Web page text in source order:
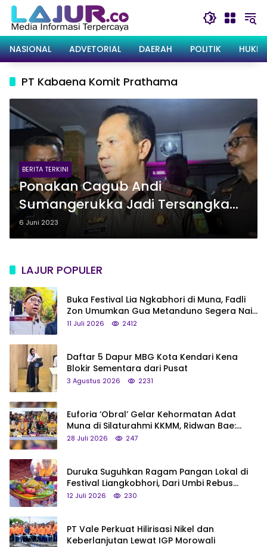
Langsung
konten
NASIONAL
ADVETORIAL DAERAH POLITIK
PT Kabaena Komit Prathama
BERITA TERKINI
Ponakan Cagub Andi
Sumangerukka Jadi Tersangka
Kasus Korupsi Tambang, Rumah
Ikut Digeledah
6 Juni 2023
LAJUR POPULER
Buka Festival Lia Ngkabhori di Muna, Fadli
Zon Umumkan Gua Metanduno Segera Naik
Status Jadi Cagar Budaya Nasional
11 Juli 2026 2412
Daftar 5 Dapur MBG Kota Kendari Kena
Blokir Sementara dari Pusat
3 Agustus 2026 2231
Euforia ‘Obral’ Gelar Kehormatan Adat
Muna di Silaturahmi KKMM, Ridwan Bae:
Saya Bukan Tipe Begitu, Belum Pantas!
28 Juli 2026 247
Duruka Suguhkan Ragam Pangan Lokal di
Festival Liangkobhori, Dari Umbi Rebus
hingga Tumpeng Beras Muna
12 Juli 2026 230
PT Vale Perkuat Hilirisasi Nikel dan
Keberlanjutan Lewat IGP Morowali